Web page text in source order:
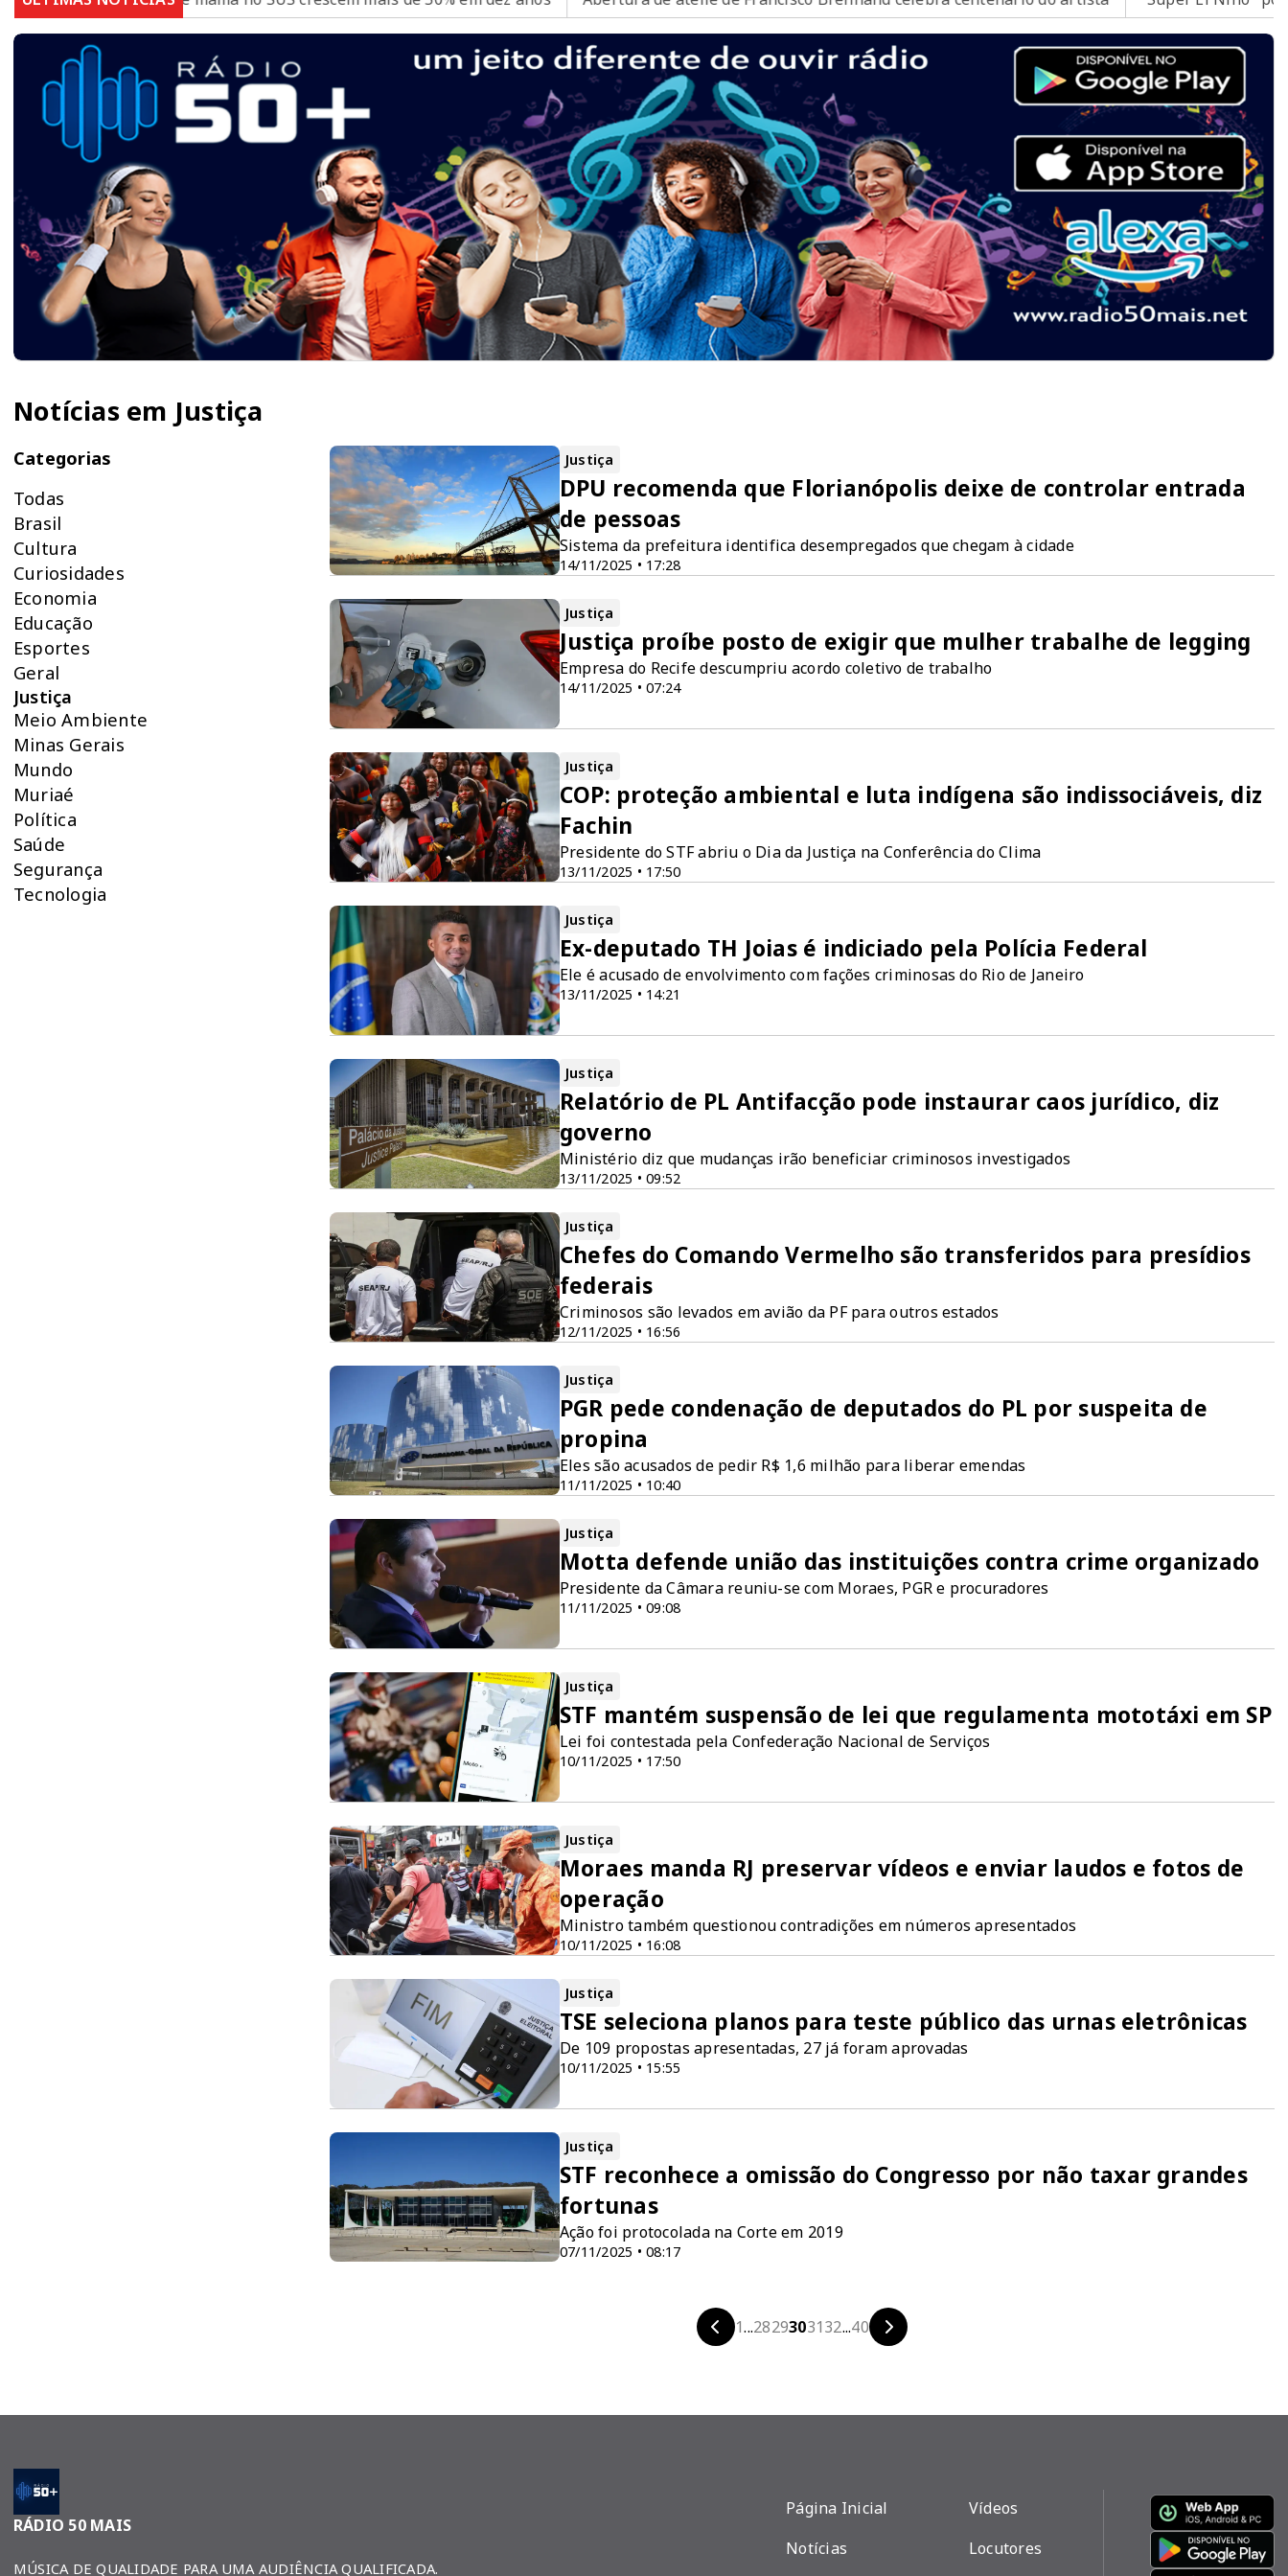
Notícias em Justiça
Categorias
Todas
Brasil
Cultura
Curiosidades
Economia
Educação
Esportes
Geral
Justiça
Meio Ambiente
Minas Gerais
Mundo
Muriaé
Política
Saúde
Segurança
Tecnologia
Justiça
14/11/2025 • 17:28
DPU recomenda que Florianópolis deixe de controlar entrada
de pessoas
Sistema da prefeitura identifica desempregados que chegam à cidade
Justiça
14/11/2025 • 07:24
Justiça proíbe posto de exigir que mulher trabalhe de legging
Empresa do Recife descumpriu acordo coletivo de trabalho
Justiça
13/11/2025 • 17:50
COP: proteção ambiental e luta indígena são indissociáveis, diz
Fachin
Presidente do STF abriu o Dia da Justiça na Conferência do Clima
Justiça
13/11/2025 • 14:21
Ex-deputado TH Joias é indiciado pela Polícia Federal
Ele é acusado de envolvimento com fações criminosas do Rio de Janeiro
Justiça
13/11/2025 • 09:52
Relatório de PL Antifacção pode instaurar caos jurídico, diz
governo
Ministério diz que mudanças irão beneficiar criminosos investigados
Justiça
12/11/2025 • 16:56
Chefes do Comando Vermelho são transferidos para presídios
federais
Criminosos são levados em avião da PF para outros estados
Justiça
11/11/2025 • 10:40
PGR pede condenação de deputados do PL por suspeita de
propina
Eles são acusados de pedir R$ 1,6 milhão para liberar emendas
Justiça
11/11/2025 • 09:08
Motta defende união das instituições contra crime organizado
Presidente da Câmara reuniu-se com Moraes, PGR e procuradores
Justiça
10/11/2025 • 17:50
STF mantém suspensão de lei que regulamenta mototáxi em SP
Lei foi contestada pela Confederação Nacional de Serviços
Justiça
10/11/2025 • 16:08
Moraes manda RJ preservar vídeos e enviar laudos e fotos de
operação
Ministro também questionou contradições em números apresentados
Justiça
10/11/2025 • 15:55
TSE seleciona planos para teste público das urnas eletrônicas
De 109 propostas apresentadas, 27 já foram aprovadas
Justiça
07/11/2025 • 08:17
STF reconhece a omissão do Congresso por não taxar grandes
fortunas
Ação foi protocolada na Corte em 2019
1...2829303132...40
RÁDIO 50 MAIS
MÚSICA DE QUALIDADE PARA UMA AUDIÊNCIA QUALIFICADA.
Página Inicial
Notícias
Vídeos
Locutores